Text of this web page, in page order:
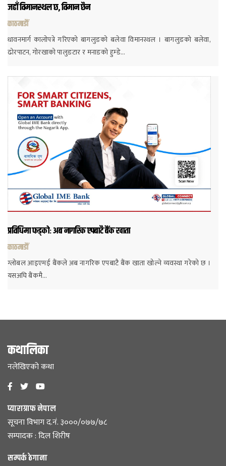
जहाँ विमानस्थल छ, विमान छैन
काठमाडौं
धावनमार्ग कालोपत्रे गरिएको बागलुङको बलेवा विमानस्थल । बागलुङको बलेवा,
ढोरपाटन, गोरखाको पालुङटार र मनाङको हुम्डे…
प्रविधिमा फड्कोः अब नागरिक एपबाटै बैंक खाता
काठमाडौं
ग्लोबल आइएमई बैंकले अब नागरिक एपबाटै बैंक खाता खोल्ने व्यवस्था गरेको छ ।
यसअघि बैंकमै…
कथालिका
नलेखिएको कथा
प्याराग्राफ नेपाल
सूचना विभाग द.नं. ३०००/०७७/७८
सम्पादक : दिल शिरीष
सम्पर्क ठेगाना